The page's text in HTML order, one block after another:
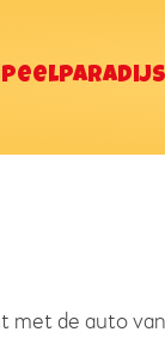
en
met de auto